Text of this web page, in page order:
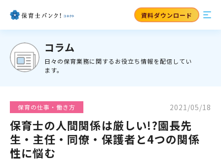
資料ダウンロード
コラム
日々の保育業務に関するお役立ち情報を配信してい
ます。
保育の仕事・働き方 2021/05/18
保育士の人間関係は厳しい!?園長先
生・主任・同僚・保護者と4つの関係
性に悩む